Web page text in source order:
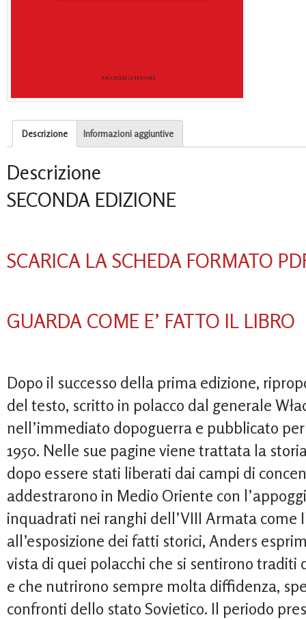
Descrizione Informazioni aggiuntive
Descrizione
SECONDA EDIZIONE
SCARICA LA SCHEDA FORMATO
GUARDA COME E’ FATTO IL LIBRO
Dopo il successo della prima edizione,
del testo, scritto in polacco dal generale
nell’immediato dopoguerra e pubblicato
1950. Nelle sue pagine viene trattata la
dopo essere stati liberati dai campi di
addestrarono in Medio Oriente con
inquadrati nei ranghi dell’VIII Armata come
all’esposizione dei fatti storici, Anders
vista di quei polacchi che si sentirono traditi
e che nutrirono sempre molta diffidenza,
confronti dello stato Sovietico. Il periodo